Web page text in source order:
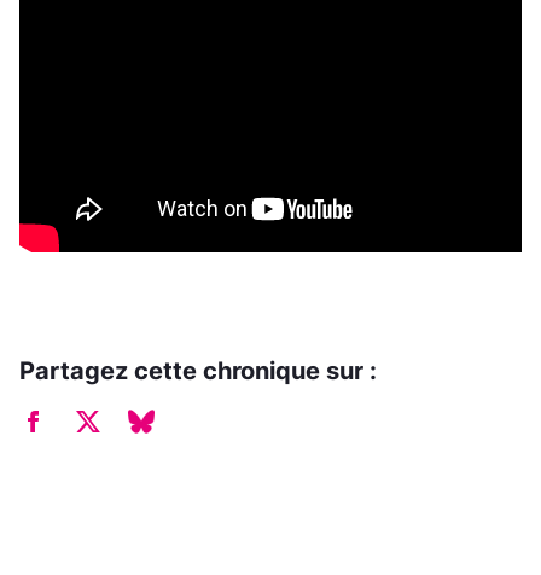
Partagez cette chronique sur :